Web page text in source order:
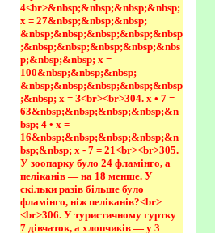
4<br>&nbsp;&nbsp;&nbsp;&nbsp;
х = 27&nbsp;&nbsp;&nbsp;
&nbsp;&nbsp;&nbsp;&nbsp;&nbsp
;&nbsp;&nbsp;&nbsp;&nbsp;&nbs
p;&nbsp;&nbsp; х =
100&nbsp;&nbsp;&nbsp;
&nbsp;&nbsp;&nbsp;&nbsp;&nbsp
;&nbsp; х = З<br><br>304. х • 7 =
63&nbsp;&nbsp;&nbsp;&nbsp;&n
bsp; 4 • х =
16&nbsp;&nbsp;&nbsp;&nbsp;&n
bsp;&nbsp; х - 7 = 21<br><br>305.
У зоопарку було 24 фламінго, а
пеліканів — на 18 менше. У
скільки разів більше було
фламінго, ніж пеліканів?<br>
<br>306. У туристичному гуртку
7 дівчаток, а хлопчиків — у 3